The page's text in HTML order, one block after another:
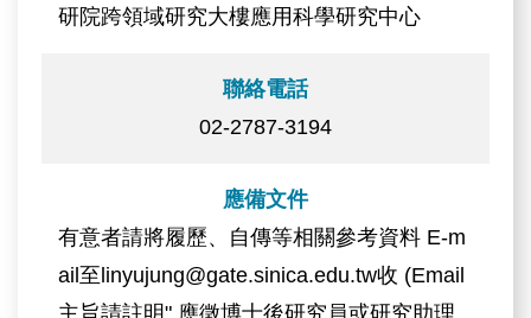
研院跨領域研究大樓應用科學研究中心
聯絡電話
02-2787-3194
應備文件
有意者請將履歷、自傳等相關參考資料 E-m
ail至linyujung@gate.sinica.edu.tw收 (Email
主旨請註明" 應徵博士後研究員或研究助理